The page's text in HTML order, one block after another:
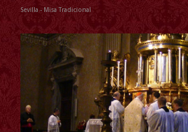
Sevilla - Misa Tradicional